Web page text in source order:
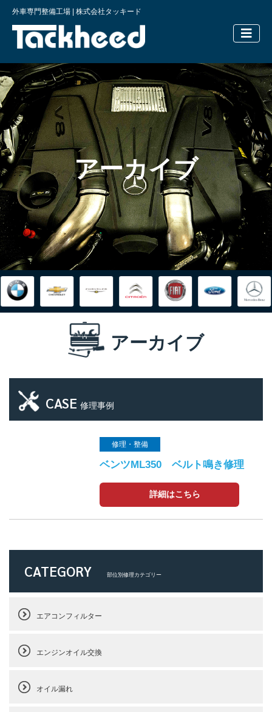
外車専門整備工場 | 株式会社タッキード
横浜の外
アーカイブ
アーカイブ
CASE 修理事例
修理・整備
ベンツML350 ベルト鳴き修理
詳細はこちら
CATEGORY 部位別修理カテゴリー
エアコンフィルター
エンジンオイル交換
オイル漏れ